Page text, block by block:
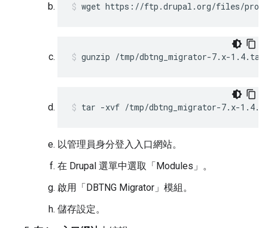
wget https://ftp.drupal.org/files/
gunzip /tmp/dbtng_migrator-7.x-
tar -xvf /tmp/dbtng_migrator-7.x-
以管理員身分登入入口網站。
在 Drupal 選單中選取「Modules」 。
啟用「DBTNG Migrator」 模組。
儲存設定。